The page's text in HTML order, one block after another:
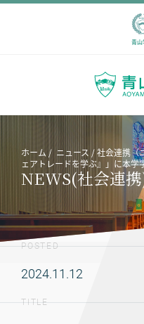
青山
ホーム ニュース 社会連携（
ェアトレードを学ぶ』」に本学
NEWS(社会連
POSTED
2024.11.12
TITLE